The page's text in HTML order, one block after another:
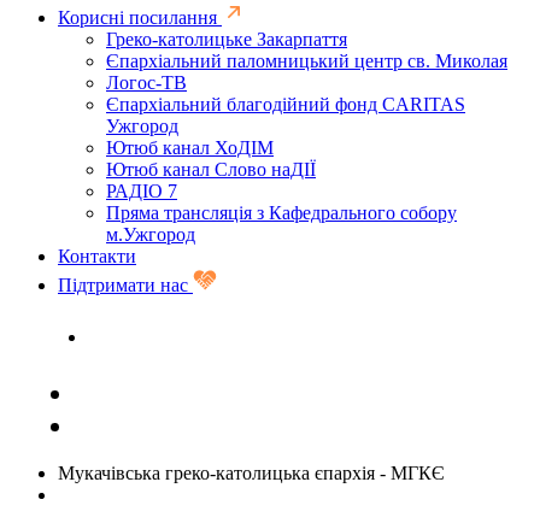
Корисні посилання
Греко-католицьке Закарпаття
Єпархіальний паломницький центр св. Миколая
Логос-ТВ
Єпархіальний благодійний фонд CARITAS
Ужгород
Ютюб канал ХоДІМ
Ютюб канал Слово наДІЇ
РАДІО 7
Пряма трансляція з Кафедрального собору
м.Ужгород
Контакти
Підтримати нас
Мукачівська греко-католицька єпархія - МГКЄ